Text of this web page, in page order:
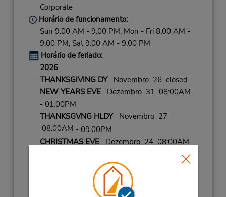
Corporate
Horário de funcionamento:
Sun 9:00 AM - 9:00 PM; Mon - Fri 8:00 AM -
9:00 PM; Sat 9:00 AM - 9:00 PM
Horário de feriado:
2026
THANKSGIVING DYNovembro 26 closed
NEW YEARS EVEDezembro 31 08:00AM
- 01:00PM
THANKSGVNG HLDYNovembro 27
08:00AM - 09:00PM
CHRISTMAS EVEDezembro 24 08:00AM
Setembro 7 08:00AM